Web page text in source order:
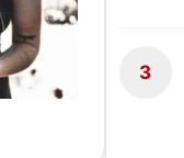
3